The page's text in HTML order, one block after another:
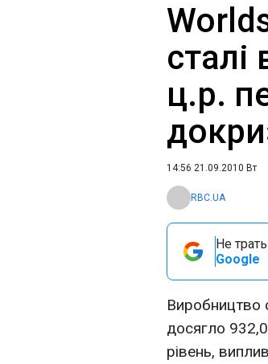
сталі
ц.р.
14:56 21.09.2010 Вт
RBC.UA
Не
Google
Виробництво
досягло
рівень,